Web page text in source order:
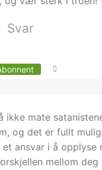
Svar
ikke mate
og det er fullt
ansvar i å
mellom